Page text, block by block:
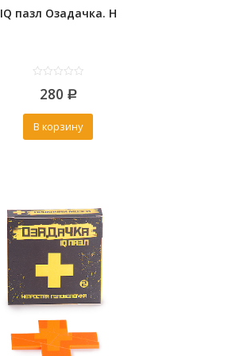
IQ пазл Озадачка. Н
out
5
280 Р
В корзину